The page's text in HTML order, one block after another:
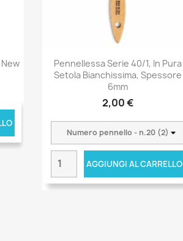
Pennellessa Serie 40/1, In Pura
Setola Bianchissima, Spessore
6mm
2,00 €
AGGIUNGI AL CARRELLO